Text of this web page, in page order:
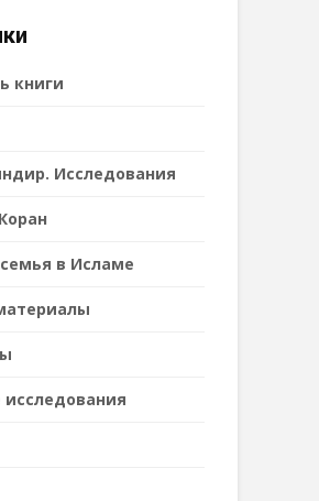
книги
Исследования
в Исламе
исследования